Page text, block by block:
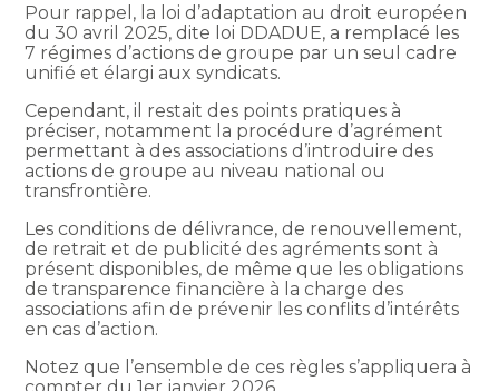
Pour rappel, la loi d’adaptation au droit européen
du 30 avril 2025, dite loi DDADUE, a remplacé les
7 régimes d’actions de groupe par un seul cadre
unifié et élargi aux syndicats.
Cependant, il restait des points pratiques à
préciser, notamment la procédure d’agrément
permettant à des associations d’introduire des
actions de groupe au niveau national ou
transfrontière.
Les conditions de délivrance, de renouvellement,
de retrait et de publicité des agréments sont à
présent disponibles, de même que les obligations
de transparence financière à la charge des
associations afin de prévenir les conflits d’intérêts
en cas d’action.
Notez que l’ensemble de ces règles s’appliquera à
compter du 1er janvier 2026